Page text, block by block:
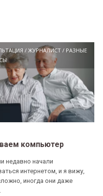
/ЖУРНАЛИСТ / РАЗНЫЕ
компьютер
недавно начали
интернетом, и я вижу,
иногда они даже